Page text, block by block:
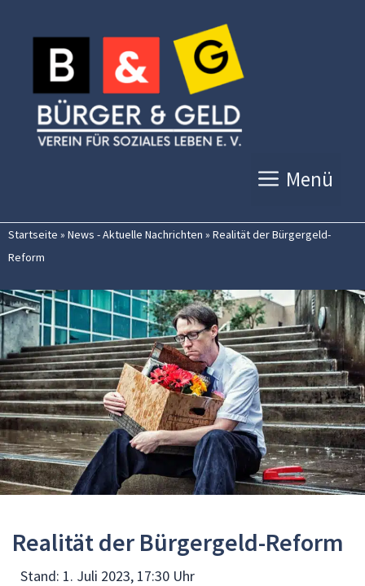
Inhalt
springen
Menü
Startseite » News - Aktuelle Nachrichten » Realität der Bürgergeld-
Reform
Realität der Bürgergeld-Reform
Stand: 1. Juli 2023, 17:30 Uhr